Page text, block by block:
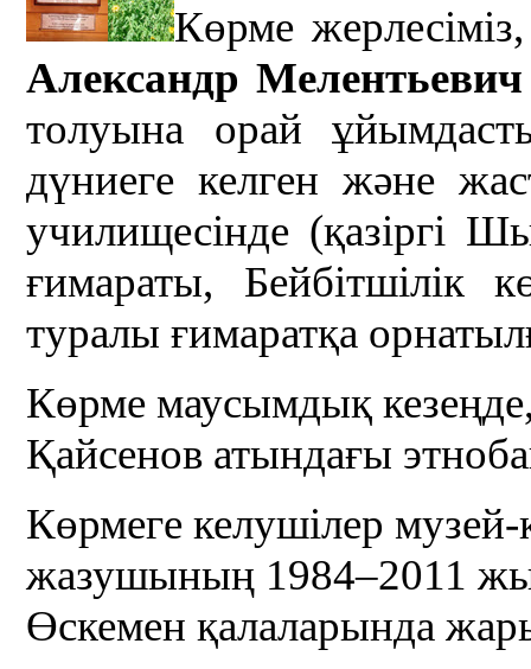
Көрме
Александр
толуына орай
дүниеге келген және
училищесінде (қазіргі
ғимараты, Бейбітшілік
туралы ғимаратқа
Көрме маусымдық
Қайсенов атындағы
Көрмеге келушілер
жазушының 1984–2011
Өскемен қалаларында